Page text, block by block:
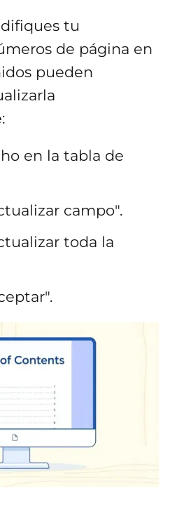
tu
de página en
pueden
en la tabla de
campo".
toda la